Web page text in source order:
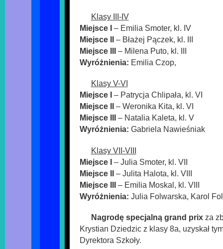
Klasy III-IV
Miejsce I
– Emilia Smoter, kl. IV
Miejsce II
– Błażej Pączek, kl. III
Miejsce III
– Milena Puto, kl. III
Wyróżnienia: Emilia Czop,
Klasy V-VI
Miejsce I
– Patrycja Chlipała, kl. VI
Miejsce II
– Weronika Kita, kl. VI
Miejsce III
– Natalia Kaleta, kl. V
Wyróżnienia: Gabriela Nawieśniak
Klasy VII-VIII
Miejsce I
– Julia Smoter, kl. VII
Miejsce II
– Julita Halota, kl. VIII
Miejsce III
– Emilia Moskal, kl. VIII
Wyróżnienia: Julia Folwarska, Karol
Nagrodę specjalną grand prixza
Krystian Dziedzic z klasy 8a, uzyskał
Dyrektora Szkoły.